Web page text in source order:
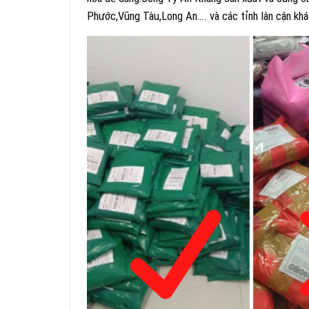
Phước,Vũng Tàu,Long An…. và các tỉnh lân cận